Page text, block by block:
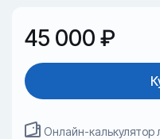
45 000 ₽
Онлайн-калькулятор